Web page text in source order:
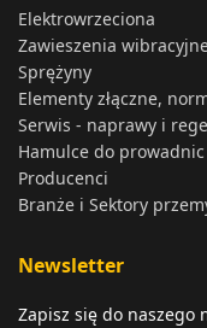
Elektrowrzeciona
Zawieszenia
Sprężyny
Elementy złączne,
Serwis - naprawy i
Hamulce do
Producenci
Branże i Sektory
Newsletter
Zapisz się do naszego